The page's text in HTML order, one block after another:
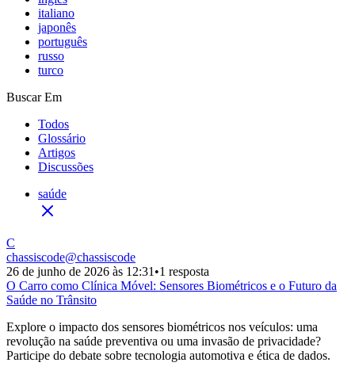
italiano
japonês
português
russo
turco
Buscar Em
Todos
Glossário
Artigos
Discussões
saúde
C
chassiscode@chassiscode
26 de junho de 2026 às 12:31 •1 resposta
O Carro como Clínica Móvel: Sensores Biométricos e o Futuro da
Saúde no Trânsito
Explore o impacto dos sensores biométricos nos veículos: uma
revolução na saúde preventiva ou uma invasão de privacidade?
Participe do debate sobre tecnologia automotiva e ética de dados.